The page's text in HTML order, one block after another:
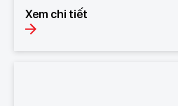
Xem chi tiết